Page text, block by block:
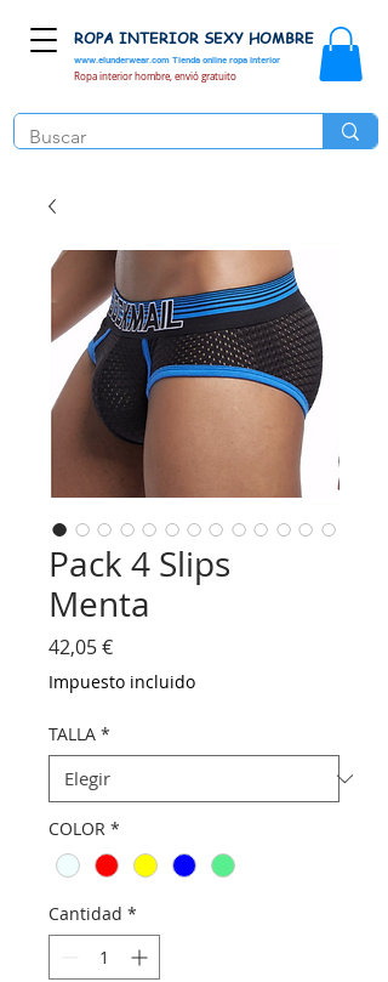
www.elunderwear.com Tienda online ropa interior
ROPA INTERIOR SEXY HOMBRE
Ropa interior hombre, envió gratuito
Pack 4 Slips
Menta
42,05 €Precio
Impuesto incluido
TALLA *
COLOR *
Cantidad *